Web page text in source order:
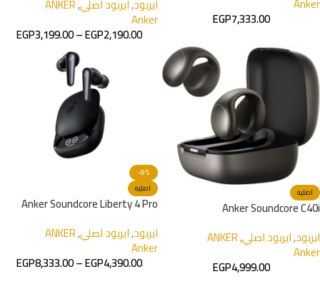
EGP7,333.00
ايربود,ايربود اصلي,
ANKER
Anker
EGP2,190.00
–
EGP3,199.00
اصليه
Anker Soundcore C40i
ايربود,ايربود اصلي,
ANKER
Anker
EGP4,999.00
-9%
اصليه
Anker Soundcore Liberty 4 Pro
ايربود,ايربود اصلي,
ANKER
Anker
EGP4,390.00
–
EGP8,333.00